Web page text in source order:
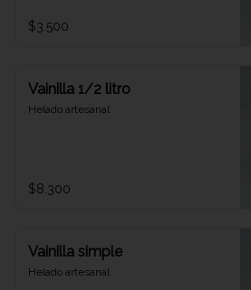
$3.500
Vainilla 1/2 litro
Helado artesanal
$8.300
Vainilla simple
Helado artesanal